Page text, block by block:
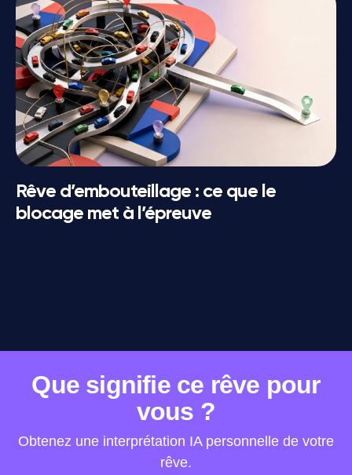
Que signifie ce rêve pour
vous ?
Obtenez une interprétation IA personnelle de votre
rêve.
Rêve d’embouteillage : ce que le
blocage met à l’épreuve